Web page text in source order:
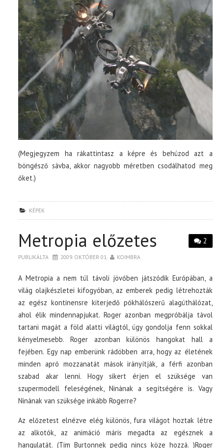
(Megjegyzem ha rákattintasz a képre és behúzod azt a
böngésző sávba, akkor nagyobb méretben csodálhatod meg
őket.)
KÉPEK
2
Metropia előzetes
PUBLIKÁLTA 2009. OKTÓBER 01. KOIMBRA
A Metropia a nem túl távoli jövőben játszódik Európában, a
világ olajkészletei kifogyóban, az emberek pedig létrehozták
az egész kontinensre kiterjedő pókhálószerű alagúthálózat,
ahol élik mindennapjukat. Roger azonban megpróbálja távol
tartani magát a föld alatti világtól, úgy gondolja fenn sokkal
kényelmesebb. Roger azonban különös hangokat hall a
fejében. Egy nap emberünk rádöbben arra, hogy az életének
minden apró mozzanatát mások irányítják, a férfi azonban
szabad akar lenni. Hogy sikert érjen el szüksége van
szupermodell feleségének, Ninának a segítségére is. Vagy
Ninának van szüksége inkább Rogerre?
Az előzetest elnézve elég különös, fura világot hoztak létre
az alkotók, az animáció máris megadta az egésznek a
hangulatát. (Tim Burtonnek pedig nincs köze hozzá. )Roger